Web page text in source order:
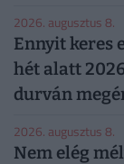
2026. augusztus 8.
Ennyit keres
hét alatt
durván
2026. augusztus 8.
Nem elég